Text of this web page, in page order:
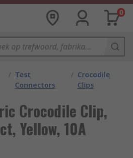
0
/ Test
Connectors
/ Crocodile
Clips
Crocodile Clip,
Yellow, 10A